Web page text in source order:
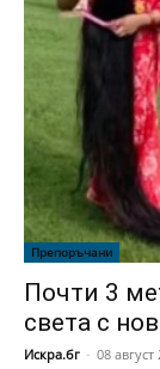
Препоръчани
Почти 3
света с
Искра.бг - 08